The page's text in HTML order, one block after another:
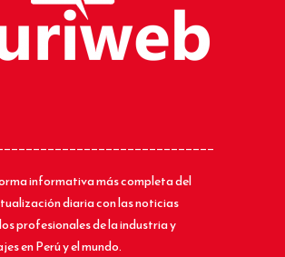
informativa más completa del
diaria con las noticias
profesionales de la industria y
en Perú y el mundo.